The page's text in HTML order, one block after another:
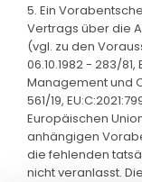
5. Ein
Vertrags über die
(vgl. zu den
06.10.1982 - 283/81,
Management und
561/19,
Europäischen
anhängigen
die fehlenden
nicht veranlasst.